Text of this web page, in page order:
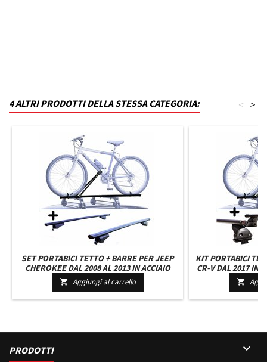
4 ALTRI PRODOTTI DELLA STESSA CATEGORIA: >
<
SET PORTABICI TETTO + BARRE PER JEEP
CHEROKEE DAL 2008 AL 2013 IN ACCIAIO
ROBUSTO BARRE 127 CM + KIT ATTACCHI
MONTAGGIO FACILE
 Aggiungi al carrello
KIT PORTABICI
CR-V DAL 2017 IN
BARRE 110 CM

PRODOTTI 